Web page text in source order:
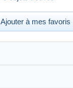
Ajouter à mes favoris